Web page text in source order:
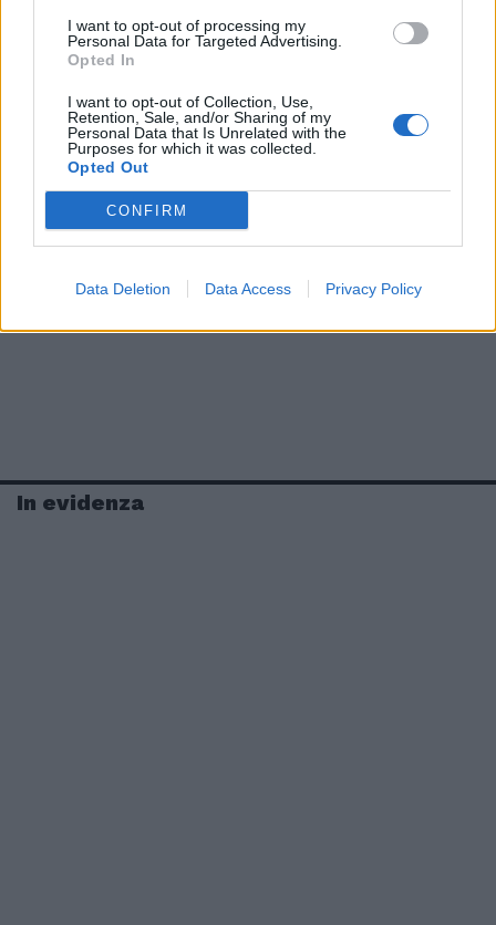
I want to opt-out of processing my
Personal Data for Targeted Advertising.
Opted In
I want to opt-out of Collection, Use,
Retention, Sale, and/or Sharing of my
Personal Data that Is Unrelated with the
Purposes for which it was collected.
Opted Out
CONFIRM
Data Deletion Data Access Privacy Policy
In evidenza